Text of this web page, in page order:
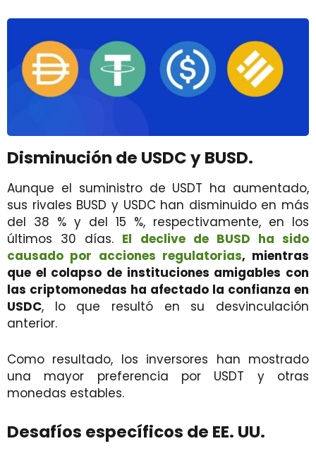
Disminución de USDC y BUSD.
Aunque el suministro de USDT ha aumentado,
sus rivales BUSD y USDC han disminuido en más
del 38 % y del 15 %, respectivamente, en los
últimos 30 días. El declive de BUSD ha sido
causado por acciones regulatorias, mientras
que el colapso de instituciones amigables con
las criptomonedas ha afectado la confianza en
USDC, lo que resultó en su desvinculación
anterior.
Como resultado, los inversores han mostrado
una mayor preferencia por USDT y otras
monedas estables.
Desafíos específicos de EE. UU.